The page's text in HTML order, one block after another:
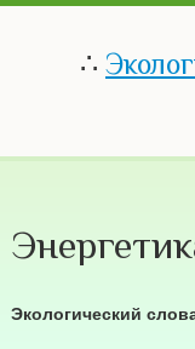
∴
Экологический